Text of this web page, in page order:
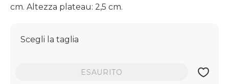
cm. Altezza plateau: 2,5 cm.
Scegli la taglia
ESAURITO